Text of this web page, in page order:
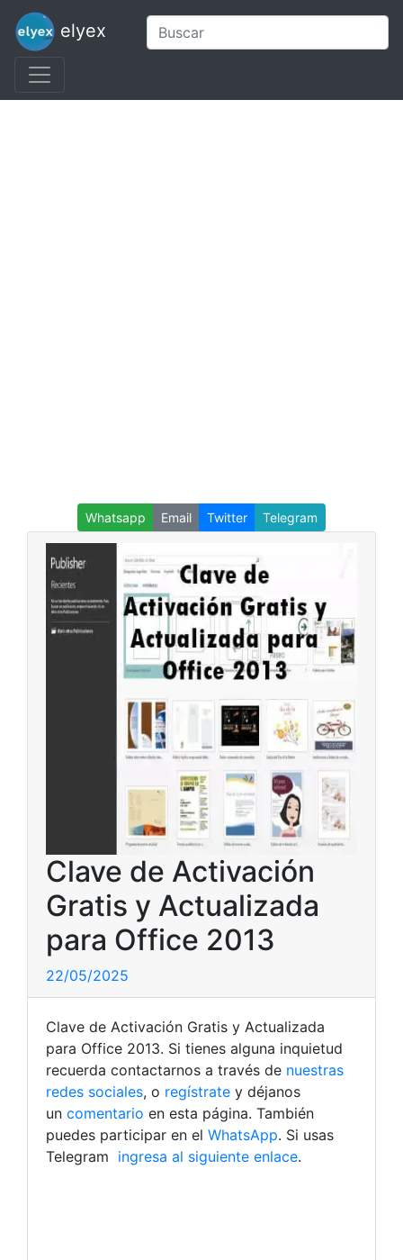
elyex
Whatsapp Email Twitter Telegram
Clave de Activación
Gratis y Actualizada
para Office 2013
22/05/2025
Clave de Activación Gratis y Actualizada
para Office 2013. Si tienes alguna inquietud
recuerda contactarnos a través de nuestras
redes sociales, o regístrate y déjanos
un comentario en esta página. También
puedes participar en el WhatsApp. Si usas
Telegram ingresa al siguiente enlace.